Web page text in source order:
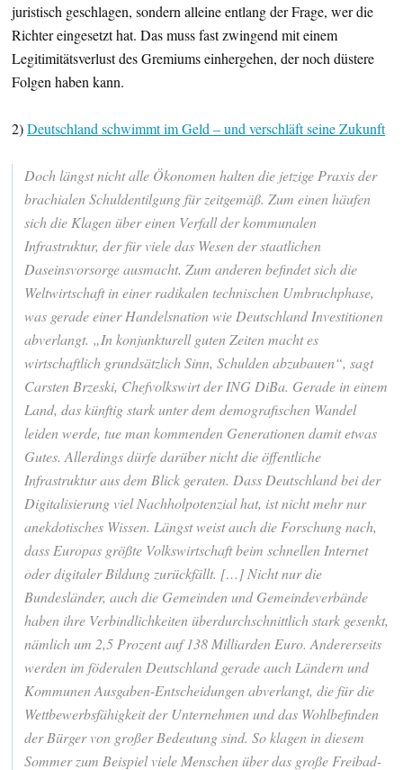
juristisch geschlagen, sondern alleine entlang der Frage, wer die
Richter eingesetzt hat. Das muss fast zwingend mit einem
Legitimitätsverlust des Gremiums einhergehen, der noch düstere
Folgen haben kann.
2)Deutschland schwimmt im Geld – und verschläft seine Zukunft
Doch längst nicht alle Ökonomen halten die jetzige Praxis der
brachialen Schuldentilgung für zeitgemäß. Zum einen häufen
sich die Klagen über einen Verfall der kommunalen
Infrastruktur, der für viele das Wesen der staatlichen
Daseinsvorsorge ausmacht. Zum anderen befindet sich die
Weltwirtschaft in einer radikalen technischen Umbruchphase,
was gerade einer Handelsnation wie Deutschland Investitionen
abverlangt. „In konjunkturell guten Zeiten macht es
wirtschaftlich grundsätzlich Sinn, Schulden abzubauen“, sagt
Carsten Brzeski, Chefvolkswirt der ING DiBa. Gerade in einem
Land, das künftig stark unter dem demografischen Wandel
leiden werde, tue man kommenden Generationen damit etwas
Gutes. Allerdings dürfe darüber nicht die öffentliche
Infrastruktur aus dem Blick geraten. Dass Deutschland bei der
Digitalisierung viel Nachholpotenzial hat, ist nicht mehr nur
anekdotisches Wissen. Längst weist auch die Forschung nach,
dass Europas größte Volkswirtschaft beim schnellen Internet
oder digitaler Bildung zurückfällt. […] Nicht nur die
Bundesländer, auch die Gemeinden und Gemeindeverbände
haben ihre Verbindlichkeiten überdurchschnittlich stark gesenkt,
nämlich um 2,5 Prozent auf 138 Milliarden Euro. Andererseits
werden im föderalen Deutschland gerade auch Ländern und
Kommunen Ausgaben-Entscheidungen abverlangt, die für die
Wettbewerbsfähigkeit der Unternehmen und das Wohlbefinden
der Bürger von großer Bedeutung sind. So klagen in diesem
Sommer zum Beispiel viele Menschen über das große Freibad-